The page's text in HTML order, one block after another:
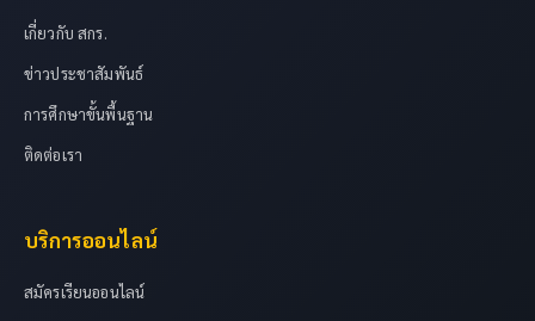
เกี่ยวกับ สกร.
ข่าวประชาสัมพันธ์
การศึกษาขั้นพื้นฐาน
ติดต่อเรา
บริการออนไลน์
สมัครเรียนออนไลน์